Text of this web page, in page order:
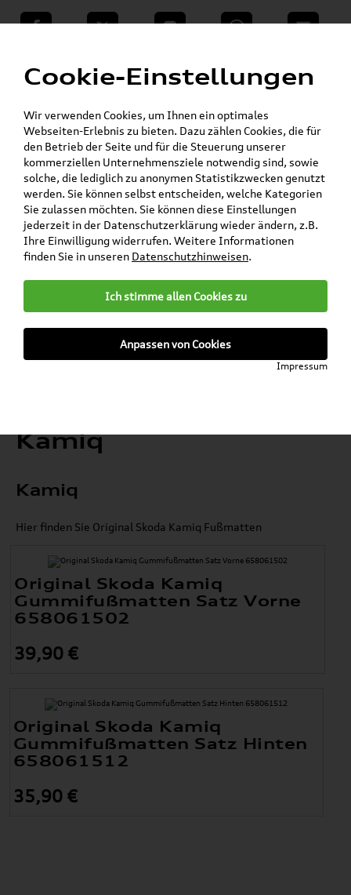
teilen Twitter Instagram WhatsApp E-Mail
Skoda Shop - Skoda Originalteile und Zubehör
» SKODA Zubehör » Komfort & Schutz »
Mein Kundenkonto Warenkorb
Artikel für ihr Modell
Marke wählen
Modell wählen
Karosserieform wählen
Kamiq
Kamiq
Hier finden Sie Original Skoda Kamiq Fußmatten
Original Skoda Kamiq
Gummifußmatten Satz Vorne
658061502
39,90 €
Original Skoda Kamiq
Gummifußmatten Satz Hinten
658061512
35,90 €
Cookie-Einstellungen
Wir verwenden Cookies, um Ihnen ein optimales
Webseiten-Erlebnis zu bieten. Dazu zählen Cookies, die für
den Betrieb der Seite und für die Steuerung unserer
kommerziellen Unternehmensziele notwendig sind, sowie
solche, die lediglich zu anonymen Statistikzwecken genutzt
werden. Sie können selbst entscheiden, welche Kategorien
Sie zulassen möchten. Sie können diese Einstellungen
jederzeit in der Datenschutzerklärung wieder ändern, z.B.
Ihre Einwilligung widerrufen. Weitere Informationen
finden Sie in unseren Datenschutzhinweisen.
Ich stimme allen Cookies zu
Anpassen von Cookies
Impressum